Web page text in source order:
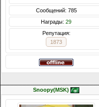
Сообщений: 785
Награды: 29
Репутация:
1873
Snoopy(MSK)